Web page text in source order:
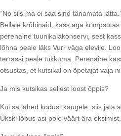
“No siis ma ei saa sind tänamata
Bellale krõbinaid, kass aga
perenaine tuunikalakonservi, sest
lõhna peale läks Vurr väga elevile.
terrassi peale tukkuma. Perenaine
otsustas, et kutsikal on õpetajat vaja
Ja mis kutsikas sellest loost õppis?
Kui sa lähed kodust kaugele, siis jäta
Ükski lõbus asi pole väärt ära eksimist.